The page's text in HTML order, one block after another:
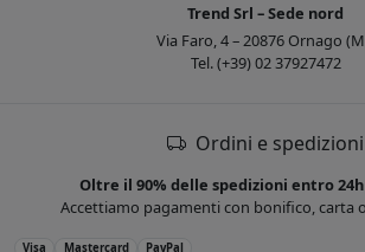
Trend Srl – Sede nord
Via Faro, 4 – 20876 Ornago
Tel. (+39) 02 37927472
Ordini e spedizioni
Oltre il 90% delle spedizioni entro
Accettiamo pagamenti con bonifico, carta
Visa Mastercard PayPal